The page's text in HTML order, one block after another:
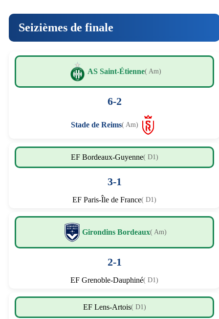
Seizièmes de finale
AS Saint-Étienne( Am)
6-2
Stade de Reims( Am)
EF Bordeaux-Guyenne( D1)
3-1
EF Paris-Île de France( D1)
Girondins Bordeaux( Am)
2-1
EF Grenoble-Dauphiné( D1)
EF Lens-Artois( D1)